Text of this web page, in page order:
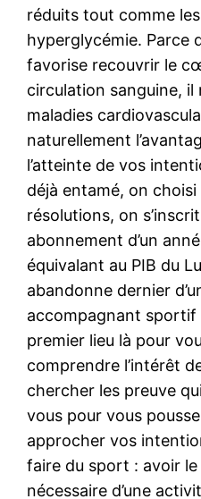
réduits tout comme
hyperglycémie. Parce
favorise recouvrir le
circulation sanguine, il
maladies
naturellement
l’atteinte de vos
déjà entamé, on
résolutions, on
abonnement d’un
équivalant au PIB du
abandonne dernier
accompagnant sportif
premier lieu là pour
comprendre l’intérêt
chercher les preuve
vous pour vous
approcher vos
faire du sport : avoir le
nécessaire d’une